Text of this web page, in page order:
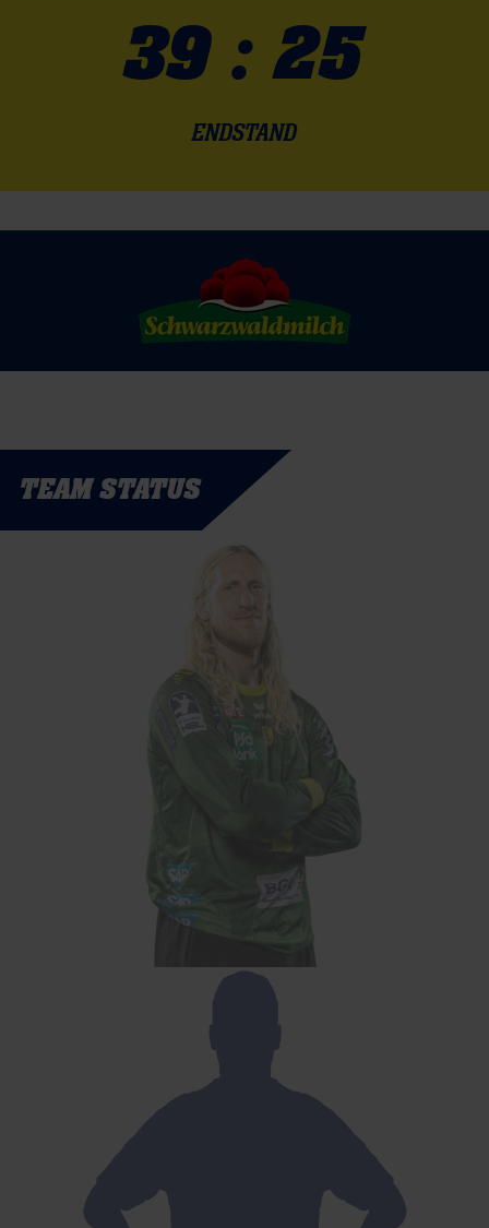
39 : 25
ENDSTAND
TEAM STATUS